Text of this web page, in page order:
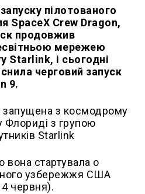
пілотованого
SpaceX Crew Dragon,
продовжив
мережею
Starlink, і сьогодні
черговий запуск
9.
запущена з космодрому
Флориді з групою
Starlink
вона стартувала о
узбережжя США
червня).